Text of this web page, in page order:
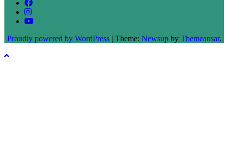
Proudly powered by WordPress | Theme: Newsupby Themeansar.